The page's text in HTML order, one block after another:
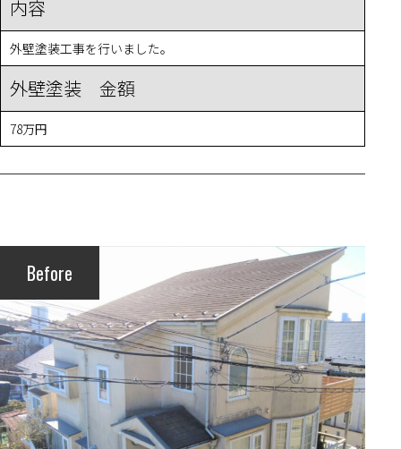
内容
外壁塗装工事を行いました。
外壁塗装 金額
78万円
Before